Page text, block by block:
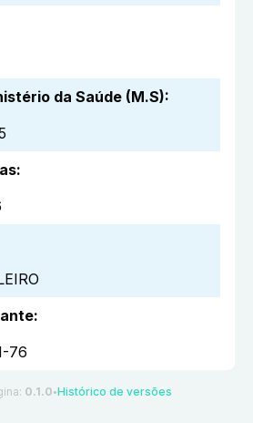
da Saúde (M.S):
:
:
76
0.1.0 ●Histórico de versões